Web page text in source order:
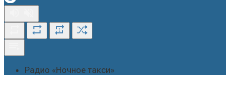
1
Радио «Ночное такси»